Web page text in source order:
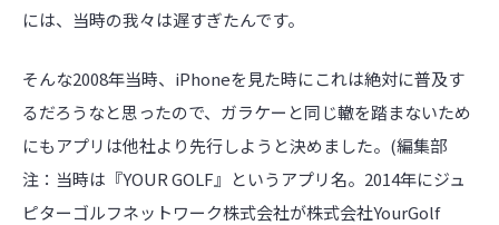
には、当時の我々は遅すぎたんです。
そんな2008年当時、iPhoneを見た時にこれは絶対に普及す
るだろうなと思ったので、ガラケーと同じ轍を踏まないため
にもアプリは他社より先行しようと決めました。(編集部
注：当時は『YOUR GOLF』というアプリ名。2014年にジュ
ピターゴルフネットワーク株式会社が株式会社YourGolf